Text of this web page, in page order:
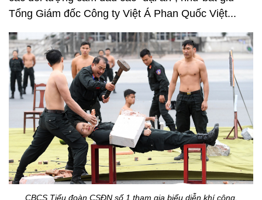
tuyến sông thuộc các tỉnh Tuyên Quang, Phú Thọ,
Vĩnh Phúc và Hà Nội; tăng cường cho Cục Cảnh sát
hình sự triệt phá nhiều băng nhóm tổ chức đánh
bạc và đánh bạc lớn trên địa bàn Lào Cai, Hải
Phòng, Bắc Ninh, Bắc Giang, Hà Nội, Bắc Kạn...
Gần đây là tham gia hỗ trợ Cục Cảnh sát Kinh tế
bắt, canh giữ, giám sát, phục vụ khám xét, dẫn giải
các đối tượng cầm đầu các "đại án", như bắt giữ
Tổng Giám đốc Công ty Việt Á Phan Quốc Việt...